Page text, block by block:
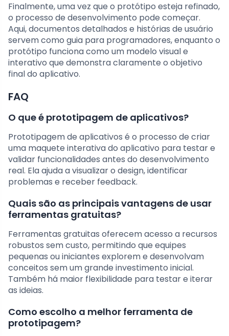
Finalmente, uma vez que o protótipo esteja refinado,
o processo de desenvolvimento pode começar.
Aqui, documentos detalhados e histórias de usuário
servem como guia para programadores, enquanto o
protótipo funciona como um modelo visual e
interativo que demonstra claramente o objetivo
final do aplicativo.
FAQ
O que é prototipagem de aplicativos?
Prototipagem de aplicativos é o processo de criar
uma maquete interativa do aplicativo para testar e
validar funcionalidades antes do desenvolvimento
real. Ela ajuda a visualizar o design, identificar
problemas e receber feedback.
Quais são as principais vantagens de usar
ferramentas gratuitas?
Ferramentas gratuitas oferecem acesso a recursos
robustos sem custo, permitindo que equipes
pequenas ou iniciantes explorem e desenvolvam
conceitos sem um grande investimento inicial.
Também há maior flexibilidade para testar e iterar
as ideias.
Como escolho a melhor ferramenta de
prototipagem?